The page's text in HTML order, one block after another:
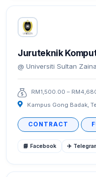
Juruteknik
Universiti Sultan
RM1,500.00 –
Kampus Gong Badak,
CONTRACT
📘 Facebook ✈️